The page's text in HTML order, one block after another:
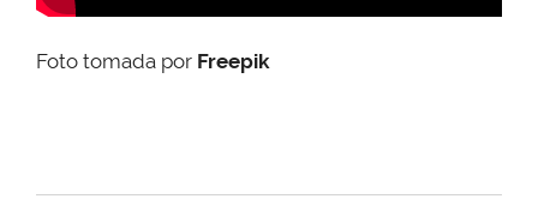
Foto tomada por Freepik